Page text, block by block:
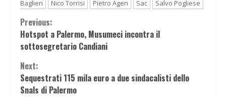
Baglieri Nico Torrisi Pietro Agen Sac Salvo Pogliese
Continue
Reading
Previous:
Hotspot a Palermo, Musumeci incontra il
sottosegretario Candiani
Next:
Sequestrati 115 mila euro a due sindacalisti dello
Snals di Palermo